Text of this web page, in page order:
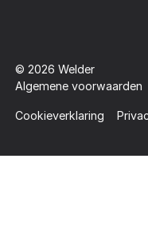
© 2026 Welder
Algemene voorwaarden
Cookieverklaring